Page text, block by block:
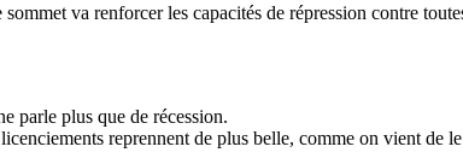
va renforcer les capacités de répression contre
parle plus que de récession.
reprennent de plus belle, comme on vient